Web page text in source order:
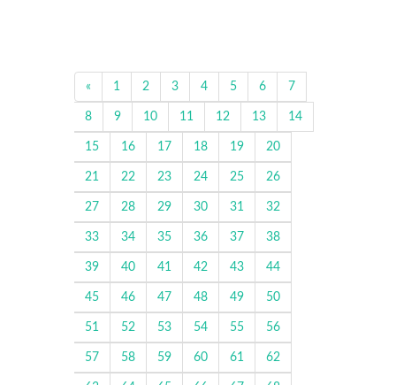
« 1 2 3 4 5 6 7
8 9 10 11 12 13 14
15 16 17 18 19 20
21 22 23 24 25 26
27 28 29 30 31 32
33 34 35 36 37 38
39 40 41 42 43 44
45 46 47 48 49 50
51 52 53 54 55 56
57 58 59 60 61 62